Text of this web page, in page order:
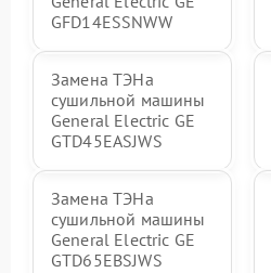
GFD14ESSNWW
Замена ТЭНа
сушильной машины
General Electric GE
GTD45EASJWS
Замена ТЭНа
сушильной машины
General Electric GE
GTD65EBSJWS